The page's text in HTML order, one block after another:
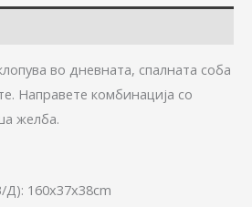
во дневната, спалната соба
Направете комбинација со
желба.
160x37x38cm